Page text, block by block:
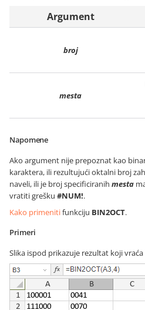
Argument
broj
mesta
Napomene
Ako argument nije prepoznat kao
karaktera, ili rezultujući oktalni broj
naveli, ili je broj specificiranih mesta
vratiti grešku #NUM!.
Kako primenitifunkciju BIN2OCT.
Primeri
Slika ispod prikazuje rezultat koji